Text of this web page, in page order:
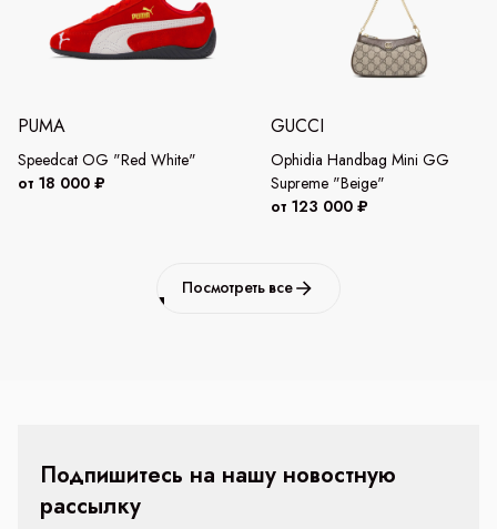
PUMA
Speedcat OG "Red White"
от 18 000 ₽
GUCCI
Ophidia Handbag Mini GG
Supreme "Beige"
от 123 000 ₽
Посмотреть все
Подпишитесь на нашу новостную
рассылку